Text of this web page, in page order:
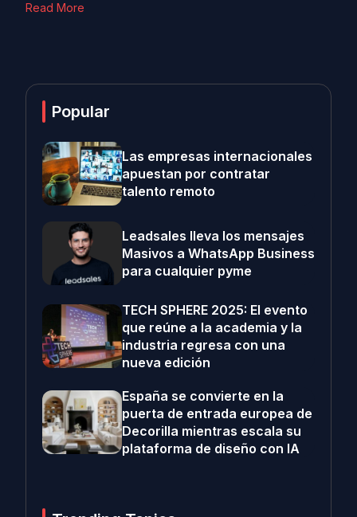
Read More
Popular
Las empresas internacionales
apuestan por contratar
talento remoto
Leadsales lleva los mensajes
Masivos a WhatsApp Business
para cualquier pyme
TECH SPHERE 2025: El evento
que reúne a la academia y la
industria regresa con una
nueva edición
España se convierte en la
puerta de entrada europea de
Decorilla mientras escala su
plataforma de diseño con IA